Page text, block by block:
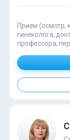
Прием (осмотр,
гинеколога,
профессора,